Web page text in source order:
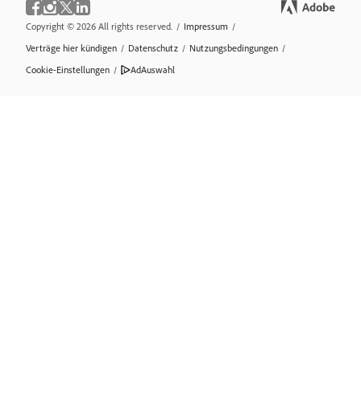
Copyright © 2026 All rights reserved. / Impressum /
Verträge hier kündigen / Datenschutz / Nutzungsbedingungen /
Cookie-Einstellungen / AdAuswahl